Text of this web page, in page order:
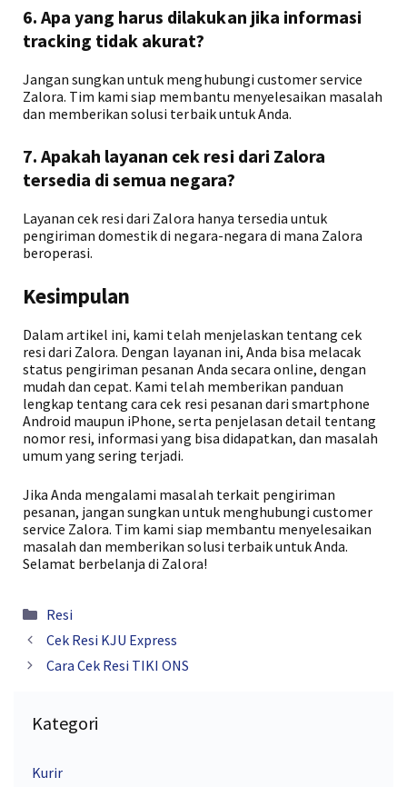
6. Apa yang harus dilakukan jika informasi
tracking tidak akurat?
Jangan sungkan untuk menghubungi customer service
Zalora. Tim kami siap membantu menyelesaikan masalah
dan memberikan solusi terbaik untuk Anda.
7. Apakah layanan cek resi dari Zalora
tersedia di semua negara?
Layanan cek resi dari Zalora hanya tersedia untuk
pengiriman domestik di negara-negara di mana Zalora
beroperasi.
Kesimpulan
Dalam artikel ini, kami telah menjelaskan tentang cek
resi dari Zalora. Dengan layanan ini, Anda bisa melacak
status pengiriman pesanan Anda secara online, dengan
mudah dan cepat. Kami telah memberikan panduan
lengkap tentang cara cek resi pesanan dari smartphone
Android maupun iPhone, serta penjelasan detail tentang
nomor resi, informasi yang bisa didapatkan, dan masalah
umum yang sering terjadi.
Jika Anda mengalami masalah terkait pengiriman
pesanan, jangan sungkan untuk menghubungi customer
service Zalora. Tim kami siap membantu menyelesaikan
masalah dan memberikan solusi terbaik untuk Anda.
Selamat berbelanja di Zalora!
Kategori
Resi
Cek Resi KJU Express
Cara Cek Resi TIKI ONS
Kategori
Kurir